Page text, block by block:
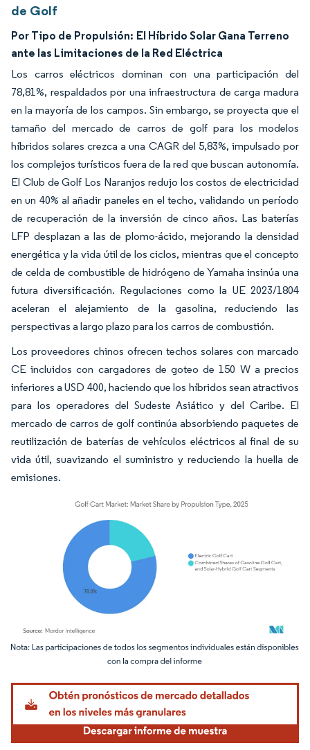
de Golf
Por Tipo de Propulsión: El Híbrido Solar Gana Terreno
ante las Limitaciones de la Red Eléctrica
Los carros eléctricos dominan con una participación del
78,81%, respaldados por una infraestructura de carga madura
en la mayoría de los campos. Sin embargo, se proyecta que el
tamaño del mercado de carros de golf para los modelos
híbridos solares crezca a una CAGR del 5,83%, impulsado por
los complejos turísticos fuera de la red que buscan autonomía.
El Club de Golf Los Naranjos redujo los costos de electricidad
en un 40% al añadir paneles en el techo, validando un período
de recuperación de la inversión de cinco años. Las baterías
LFP desplazan a las de plomo-ácido, mejorando la densidad
energética y la vida útil de los ciclos, mientras que el concepto
de celda de combustible de hidrógeno de Yamaha insinúa una
futura diversificación. Regulaciones como la UE 2023/1804
aceleran el alejamiento de la gasolina, reduciendo las
perspectivas a largo plazo para los carros de combustión.
Los proveedores chinos ofrecen techos solares con marcado
CE incluidos con cargadores de goteo de 150 W a precios
inferiores a USD 400, haciendo que los híbridos sean atractivos
para los operadores del Sudeste Asiático y del Caribe. El
mercado de carros de golf continúa absorbiendo paquetes de
reutilización de baterías de vehículos eléctricos al final de su
vida útil, suavizando el suministro y reduciendo la huella de
emisiones.
Imagen © Mordor Intelligence. El uso requiere atribución según CC BY 4.0.